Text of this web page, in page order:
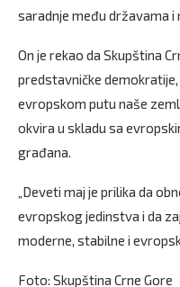
saradnje među državama i
On je rekao da Skupština
predstavničke
evropskom putu naše
okvira u skladu sa
građana.
„Deveti maj je prilika da
evropskog jedinstva i da
moderne, stabilne i
Foto: Skupština Crne Gore